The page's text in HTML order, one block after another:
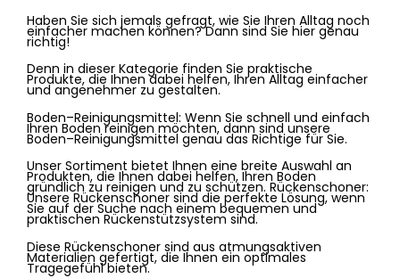
Haben Sie sich jemals gefragt, wie Sie Ihren Alltag noch
einfacher machenkönnen?Dann sindSiehiergenau
richtig!
Denn in dieser Kategorie finden Sie praktische
Produkte, die Ihnen dabei helfen, Ihren Alltag einfacher
und angenehmer zu gestalten.
Boden–Reinigungsmittel: Wenn Sie schnell und einfach
IhrenBodenreinigenmöchten,dannsindunsere
Boden–Reinigungsmittel genau dasRichtigefürSie.
Unser Sortiment bietet Ihnen eine breite Auswahl an
Produkten, die Ihnen dabei helfen, Ihren Boden
gründlich zu reinigen und zu schützen. Rückenschoner:
Unsere Rückenschoner sind die perfekte Lösung, wenn
Sie auf der Suche nach einem bequemen und
praktischen Rückenstützsystem sind.
Diese Rückenschoner sind aus atmungsaktiven
Materialiengefertigt,dieIhnen ein optimales
Tragegefühlbieten.